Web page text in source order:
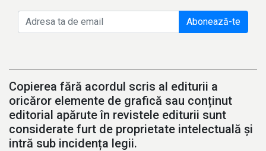
Abonează-te
Copierea fără acordul scris al editurii a
oricăror elemente de grafică sau conținut
editorial apărute în revistele editurii sunt
considerate furt de proprietate intelectuală și
intră sub incidența legii.